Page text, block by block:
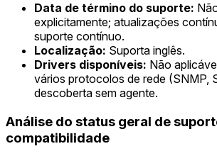
Data de término do suporte:
explicitamente; atualizações
suporte contínuo.
Localização: Suporta inglês.
Drivers disponíveis: Não
vários protocolos de rede (SNMP,
descoberta sem agente.
Análise do status geral de
compatibilidade